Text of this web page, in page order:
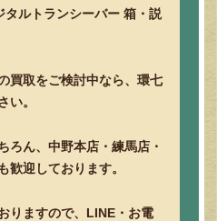
タルトランシーバー 箱・説
買取をご検討中なら、環七
い。
ろん、中野本店・練馬店・
歓迎しております。
りますので、LINE・お電